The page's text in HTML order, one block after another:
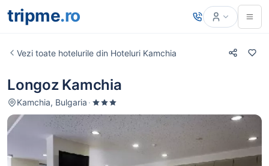
tripme.ro
Vezi toate hotelurile din Hoteluri Kamchia
Longoz Kamchia
Kamchia, Bulgaria ·